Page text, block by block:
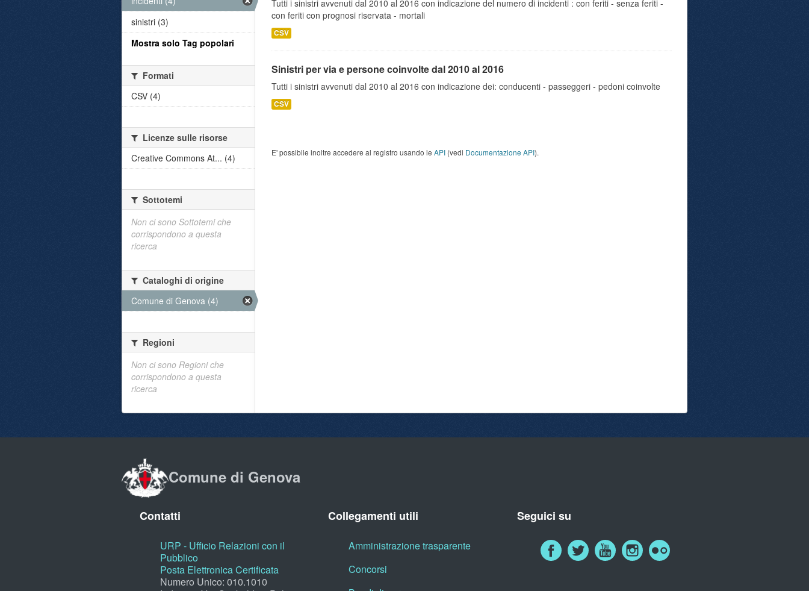
Tutti i sinistri avvenuti dal 2010 al 2016 con indicazione del numero di incidenti : con feriti - senza feriti -
con feriti con prognosi riservata - mortali
CSV
Sinistri per via e persone coinvolte dal 2010 al 2016
Tutti i sinistri avvenuti dal 2010 al 2016 con indicazione dei: conducenti - passeggeri - pedoni coinvolte
CSV
E' possibile inoltre accedere al registro usando le API (vedi Documentazione API).
sinistri (3)
Mostra solo Tag popolari
Formati
CSV (4)
Licenze sulle risorse
Creative Commons At... (4)
Sottotemi
Non ci sono Sottotemi che
corrispondono a questa
ricerca
Cataloghi di origine
Comune di Genova (4)
Regioni
Non ci sono Regioni che
corrispondono a questa
ricerca
Comune di Genova
Contatti
URP - Ufficio Relazioni con il
Pubblico
Posta Elettronica Certificata
Numero Unico: 010.1010
Collegamenti utili
Amministrazione trasparente
Concorsi
Seguici su